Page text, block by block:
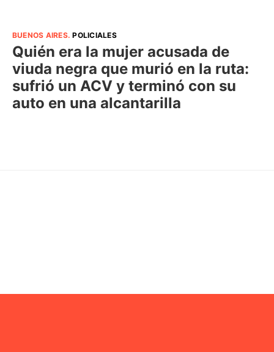
BUENOS AIRES.POLICIALES
Quién era la mujer acusada de
viuda negra que murió en la ruta:
sufrió un ACV y terminó con su
auto en una alcantarilla